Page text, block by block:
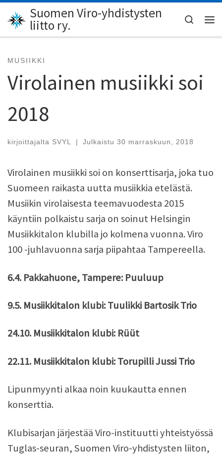
Skip to content
Suomen Viro-yhdistysten
liitto ry.
Search
MUSIIKKI
Virolainen musiikki soi
2018
kirjoittajalta SVYL | Julkaistu 30 marraskuun, 2018
Virolainen musiikki soi on konserttisarja, joka tuo
Suomeen raikasta uutta musiikkia etelästä.
Musiikin virolaisesta teemavuodesta 2015
käyntiin polkaistu sarja on soinut Helsingin
Musiikkitalon klubilla jo kolmena vuonna. Viro
100 -juhlavuonna sarja piipahtaa Tampereella.
6.4. Pakkahuone, Tampere: Puuluup
9.5. Musiikkitalon klubi: Tuulikki Bartosik Trio
24.10. Musiikkitalon klubi: Rüüt
22.11. Musiikkitalon klubi: Torupilli Jussi Trio
Lipunmyynti alkaa noin kuukautta ennen
konserttia.
Klubisarjan järjestää Viro-instituutti yhteistyössä
Tuglas-seuran, Suomen Viro-yhdistysten liiton,